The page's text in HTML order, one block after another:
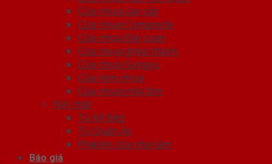
Cửa nhựa cao cấp
Cửa nhựa Composite
Cửa nhựa Đài Loan
Cửa nhựa ghép thanh
Cửa nhựa Sungyu
Cửa vòm nhựa
Cửa nhựa nhà tắm
Nội thất
Tủ Kệ Bếp
Tủ Quần Áo
Phụ kiện cửa nhà tắm
Báo giá